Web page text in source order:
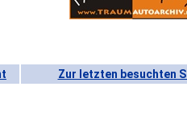
Zur letzten besuchten